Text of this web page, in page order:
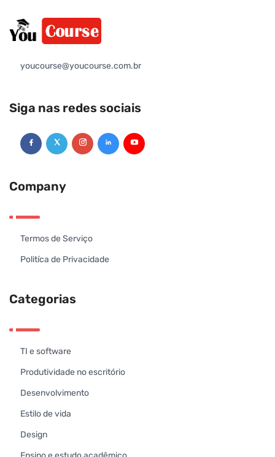
youcourse@youcourse.com.br
Siga nas redes sociais
Company
Termos de Serviço
Politíca de Privacidade
Categorias
TI e software
Produtividade no escritório
Desenvolvimento
Estilo de vida
Design